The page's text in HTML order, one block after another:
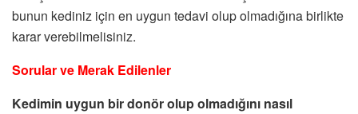
bunun kediniz için en uygun tedavi olup olmadığına birlikte
karar verebilmelisiniz.
Sorular ve Merak Edilenler
Kedimin uygun bir donör olup olmadığını nasıl